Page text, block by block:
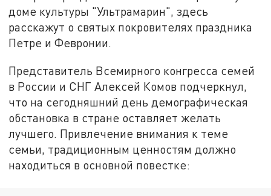
доме культуры "Ультрамарин", здесь
расскажут о святых покровителях праздника
Петре и Февронии.
Представитель Всемирного конгресса семей
в России и СНГ Алексей Комов подчеркнул,
что на сегодняшний день демографическая
обстановка в стране оставляет желать
лучшего. Привлечение внимания к теме
семьи, традиционным ценностям должно
находиться в основной повестке: